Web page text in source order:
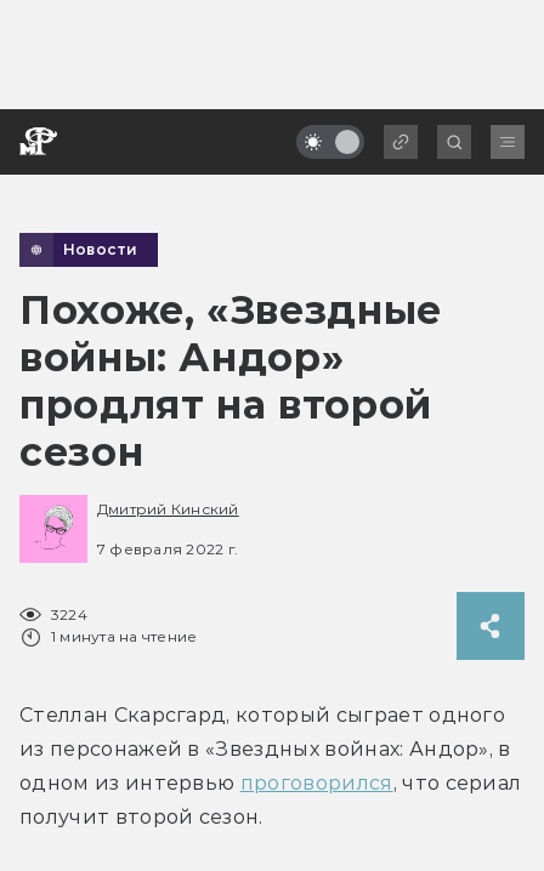
Новости
Похоже, «Звездные
войны: Андор»
продлят на второй
сезон
Дмитрий Кинский
7 февраля 2022 г.
3224
1 минута на чтение
Стеллан Скарсгард, который сыграет одного
из персонажей в «Звездных войнах: Андор», в
одном из интервью проговорился , что сериал
получит второй сезон.